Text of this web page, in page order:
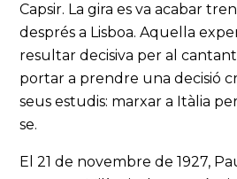
Capsir. La gira es va acabar
després a Lisboa. Aquella
resultar decisiva per al
portar a prendre una decisió
seus estudis: marxar a Itàlia
se.
El 21 de novembre de 1927,